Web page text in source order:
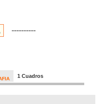
----------
1 Cuadros